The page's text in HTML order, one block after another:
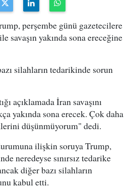
perşembe günü gazetecilere
savaşın yakında sona ereceğine
silahların tedarikinde sorun
açıklamada İran savaşını
yakında sona erecek. Çok daha
düşünmüyorum" dedi.
ilişkin soruya Trump,
neredeyse sınırsız tedarike
diğer bazı silahların
kabul etti.